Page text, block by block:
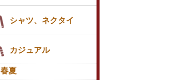
シャツ、ネクタイ
カジュアル
春夏